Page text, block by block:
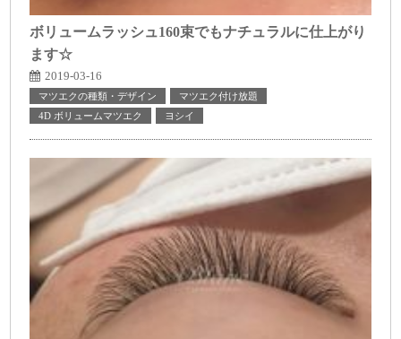
ボリュームラッシュ160束でもナチュラルに仕上がり
ます☆
2019-03-16
マツエクの種類・デザイン
マツエク付け放題
4D ボリュームマツエク
ヨシイ